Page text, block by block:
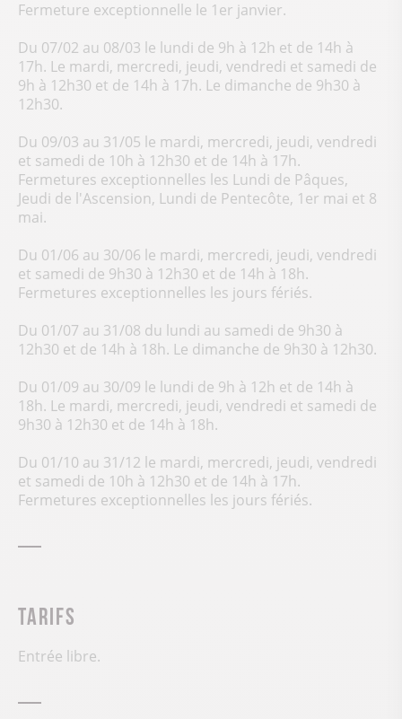
Fermeture exceptionnelle le 1er janvier.
Du 07/02 au 08/03 le lundi de 9h à 12h et de 14h à
17h. Le mardi, mercredi, jeudi, vendredi et samedi de
9h à 12h30 et de 14h à 17h. Le dimanche de 9h30 à
12h30.
Du 09/03 au 31/05 le mardi, mercredi, jeudi, vendredi
et samedi de 10h à 12h30 et de 14h à 17h.
Fermetures exceptionnelles les Lundi de Pâques,
Jeudi de l'Ascension, Lundi de Pentecôte, 1er mai et 8
mai.
Du 01/06 au 30/06 le mardi, mercredi, jeudi, vendredi
et samedi de 9h30 à 12h30 et de 14h à 18h.
Fermetures exceptionnelles les jours fériés.
Du 01/07 au 31/08 du lundi au samedi de 9h30 à
12h30 et de 14h à 18h. Le dimanche de 9h30 à 12h30.
Du 01/09 au 30/09 le lundi de 9h à 12h et de 14h à
18h. Le mardi, mercredi, jeudi, vendredi et samedi de
9h30 à 12h30 et de 14h à 18h.
Du 01/10 au 31/12 le mardi, mercredi, jeudi, vendredi
et samedi de 10h à 12h30 et de 14h à 17h.
Fermetures exceptionnelles les jours fériés.
Tarifs
Entrée libre.